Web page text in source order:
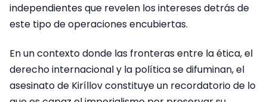
independientes que revelen los intereses detrás de
este tipo de operaciones encubiertas.
En un contexto donde las fronteras entre la ética, el
derecho internacional y la política se difuminan, el
asesinato de Kiríllov constituye un recordatorio de lo